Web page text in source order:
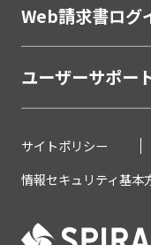
学校・教育機関
メーカー・製造
販売代理店営業支
研究助成金公募管
薬剤Web講習シス
不動産
サイトポリシー
情報セキュリティ基本
Web請求書ログ
ユーザーサポー